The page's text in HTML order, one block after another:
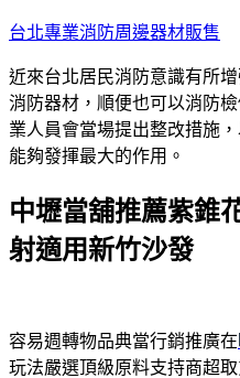
跳
主
要
內
容
台北專業消防周邊器材販售
近來台北居民消防意識有所
消防器材，順便也可以消防
業人員會當場提出整改措施
能夠發揮最大的作用。
中壢當舖推薦紫錐
射適用新竹沙發
容易週轉物品典當行銷推廣在
玩法嚴選頂級原料支持商超取